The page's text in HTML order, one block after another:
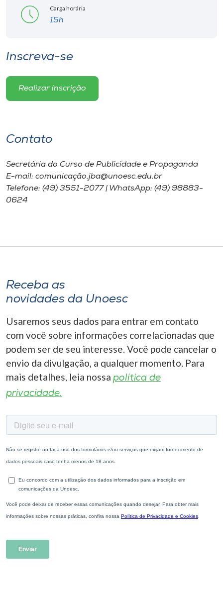
Carga horária
15h
Inscreva-se
Realizar inscrição
Contato
Secretária do Curso de Publicidade e Propaganda
E-mail: comunicação.jba@unoesc.edu.br
Telefone: (49) 3551-2077 | WhatsApp: (49) 98883-
0624
Receba as
novidades da Unoesc
Usaremos seus dados para entrar em contato
com você sobre informações correlacionadas que
podem ser de seu interesse. Você pode cancelar o
envio da divulgação, a qualquer momento. Para
mais detalhes, leia nossa política de
privacidade.